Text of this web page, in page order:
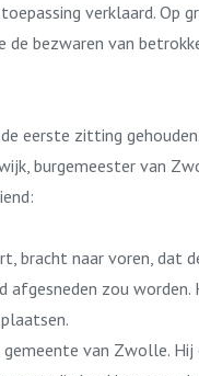
verklaard. Op
bezwaren van
eerste zitting
burgemeester van
bracht naar voren, dat
afgesneden zou
van Zwolle.